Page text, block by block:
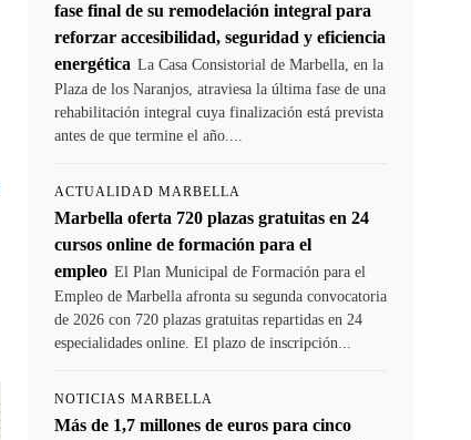
fase final de su remodelación integral para
reforzar accesibilidad, seguridad y eficiencia
energética La Casa Consistorial de Marbella, en la
Plaza de los Naranjos, atraviesa la última fase de una
rehabilitación integral cuya finalización está prevista
antes de que termine el año....
ACTUALIDAD MARBELLA
Marbella oferta 720 plazas gratuitas en 24
cursos online de formación para el
empleo El Plan Municipal de Formación para el
Empleo de Marbella afronta su segunda convocatoria
de 2026 con 720 plazas gratuitas repartidas en 24
especialidades online. El plazo de inscripción...
NOTICIAS MARBELLA
Más de 1,7 millones de euros para cinco